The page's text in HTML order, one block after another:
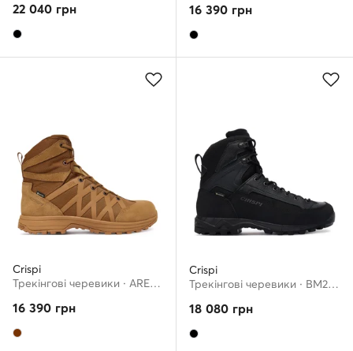
22 040 грн 16 390 грн
Crispi
Трекінгові черевики · ARES 6 GTX BM20023600 · Коричневий
16 390 грн
Crispi
Трекінгові черевики · BM21329999 · Чорний
18 080 грн